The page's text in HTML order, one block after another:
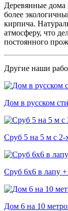
Деревянные дома
более
кирпича.
атмосферу, что
постоянного
Другие наши
Дом в русском
Сруб 5 на 5 м с 2-
Сруб 6х6 в лапу
Дом 6 на 10